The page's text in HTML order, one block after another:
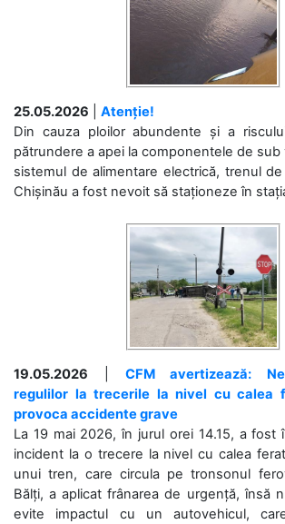
25.05.2026
Atenție!
Din cauza ploilor abundente și a
pătrundere a apei la componentele de sub
sistemul de alimentare electrică, trenul
Chișinău a fost nevoit să staționeze în
19.05.2026
CFM avertizează:
regulilor la trecerile la nivel cu calea
provoca accidente grave
La 19 mai 2026, în jurul orei 14.15, a fost
incident la o trecere la nivel cu calea
unui tren, care circula pe tronsonul
Bălți, a aplicat frânarea de urgență, însă
evite impactul cu un autovehicul,